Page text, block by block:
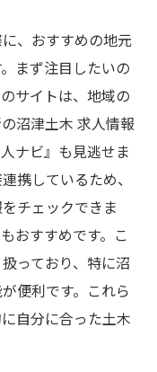
、おすすめの地元
まず注目したいの
サイトは、地域の
沼津土木 求人情報
ナビ』も見逃せま
携しているため、
チェックできま
おすすめです。こ
っており、特に沼
便利です。これら
自分に合った土木